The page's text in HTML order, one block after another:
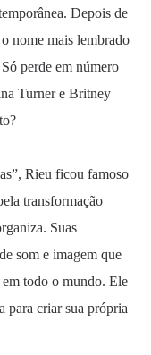
Depois de
nome mais lembrado
perde em número
Turner e Britney
Rieu ficou famoso
transformação
Suas
som e imagem que
em todo o mundo. Ele
para criar sua própria